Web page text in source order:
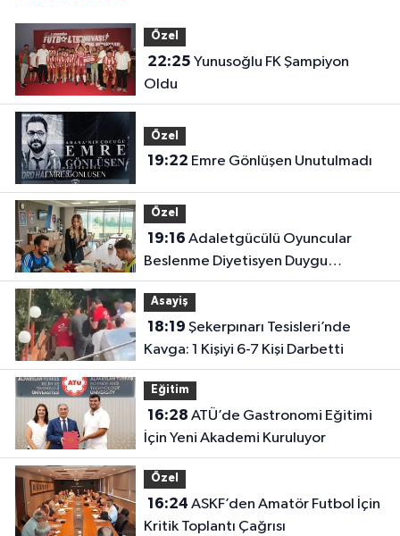
Özel
22:25
Oldu
Özel
19:22 Emre Gönlüşen Unutulmadı
Özel
19:16
Beslenme Diyetisyen Duygu
Özbay’ın Kontrolünde
Asayiş
18:19
Kavga: 1 Kişiyi 6-7 Kişi Darbetti
Eğitim
16:28
İçin Yeni Akademi Kuruluyor
Özel
16:24
Kritik Toplantı Çağrısı